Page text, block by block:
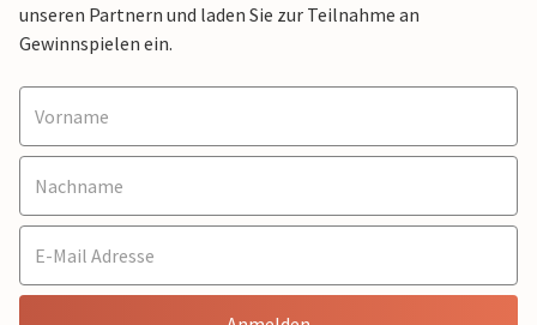
unseren Partnern und laden Sie zur Teilnahme an
Gewinnspielen ein.